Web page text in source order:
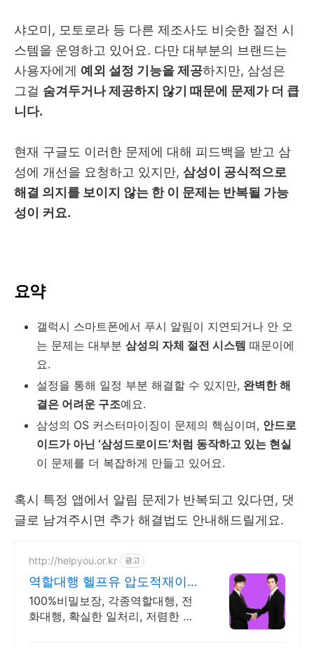
샤오미, 모토로라 등 다른 제조사도 비슷한 절전 시
스템을 운영하고 있어요. 다만 대부분의 브랜드는
사용자에게 예외 설정 기능을 제공하지만, 삼성은
그걸 숨겨두거나 제공하지 않기 때문에 문제가 더 큽
니다.
현재 구글도 이러한 문제에 대해 피드백을 받고 삼
성에 개선을 요청하고 있지만, 삼성이 공식적으로
해결 의지를 보이지 않는 한 이 문제는 반복될 가능
성이 커요.
요약
갤럭시 스마트폰에서 푸시 알림이 지연되거나 안 오
는 문제는 대부분 삼성의 자체 절전 시스템 때문이에
요.
설정을 통해 일정 부분 해결할 수 있지만, 완벽한 해
결은 어려운 구조예요.
삼성의 OS 커스터마이징이 문제의 핵심이며, 안드로
이드가 아닌 ‘삼성드로이드’처럼 동작하고 있는 현실
이 문제를 더 복잡하게 만들고 있어요.
혹시 특정 앱에서 알림 문제가 반복되고 있다면, 댓
글로 남겨주시면 추가 해결법도 안내해드릴게요.
http://helpyou.or.kr 광고
역할대행 헬프유 압도적재이용
역할대행, 상황연출 전문업체
100%비밀보장, 각종역할대행, 전
화대행, 확실한 일처리, 저렴한 비